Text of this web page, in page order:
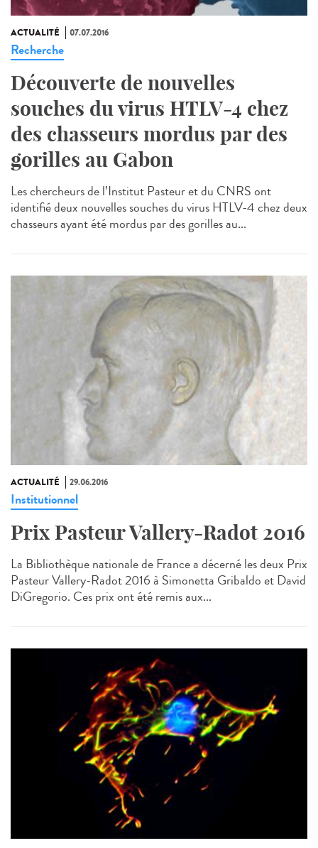
ACTUALITÉ 07.07.2016
Recherche
Découverte de nouvelles
souches du virus HTLV-4 chez
des chasseurs mordus par des
gorilles au Gabon
Les chercheurs de l’Institut Pasteur et du CNRS ont
identifié deux nouvelles souches du virus HTLV-4 chez deux
chasseurs ayant été mordus par des gorilles au...
ACTUALITÉ 29.06.2016
Institutionnel
Prix Pasteur Vallery-Radot 2016
La Bibliothèque nationale de France a décerné les deux Prix
Pasteur Vallery-Radot 2016 à Simonetta Gribaldo et David
DiGregorio. Ces prix ont été remis aux...